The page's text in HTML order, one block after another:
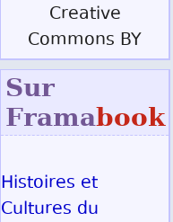
Creative
Commons BY
Sur
Framabook
Histoires et
Cultures du